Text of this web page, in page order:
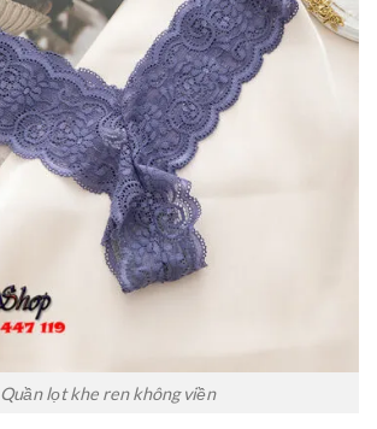
Quần lọt khe ren không viền